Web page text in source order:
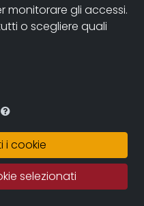
Maruska
Cupid, through her
Italian men and
a timid banker, has
Piero can't find a
came from Ukraine
Tatjana doesn't
monitorare gli accessi.
o scegliere quali
i cookie
selezionati